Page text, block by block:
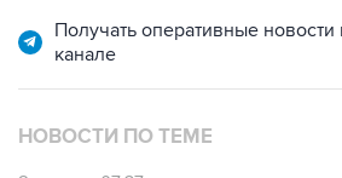
Получать оперативные
канале
НОВОСТИ ПО ТЕМЕ